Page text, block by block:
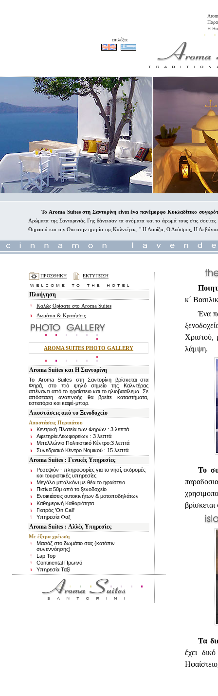
Το Aroma Suites στη Σαντορίνη είναι ένα πανέμορφο Κυκλαδίτικο
Αρώματα της Σαντορινιάς Γης δάνεισαν τα ονόματα και το άρωμά τους στις
Θηρασιά και την Οια στην ηρεμία της Καλντέρας. " Η Λουίζα, Ο Δυόσμος, Η
ΠΡΟΣΘΗΚΗ ΕΚΤΥΠΩΣΗ
Πλοήγηση
Καλώς Ορίσατε στο Aroma Suites
Δωμάτια & Κρατήσεις
AROMA SUITES PHOTO GALLERY
Aroma Suites και Η Σαντορίνη
Το Aroma Suites στη Σαντορίνη βρίσκεται στα
Φηρά, στο πιό ψηλό σημείο της Καλντέρας
απέναντι από το ηφαίστειο και το ηλιοβασίλεμα. Σε
απόσταση αναπνοής θα βρείτε καταστήματα,
εστιατόρια και καφέ-μπαρ.
Αποστάσεις από το Ξενοδοχείο
Αποστάσεις Περιπάτου
Κεντρική Πλατεία των Φηρών : 3 λεπτά
Αφετηρία Λεωφορείων : 3 λεπτά
Μπελλώνιο Πολιτιστικό Κέντρο:3 λεπτά
Συνεδριακό Κέντρο Νομικού : 15 λεπτά
Aroma Suites : Γενικές Υπηρεσίες
Ρεσεψιόν - πληροφορίες για το νησί, εκδρομές
και τουριστικές υπηρεσίες
Μεγάλο μπαλκόνι με θέα το ηφαίστειο
Πισίνα 50μ από το ξενοδοχείο
Ενοικιάσεις αυτοκινήτων & μοτοποδηλάτων
Καθημερινή Καθαριότητα
Γιατρός 'On Call'
Υπηρεσία Φαξ
Aroma Suites : Αλλές Υπηρεσίες
Με έξτρα χρέωση
Μασάζ στο δωμάτιο σας (κατόπιν
συνεννόησης)
Lap Top
Continental Πρωινό
Υπηρεσία Ταξί
κ΄
Ένα
Χριστού,
λάμψη.
Το
Τα
έχει
Η
επιλέξτε